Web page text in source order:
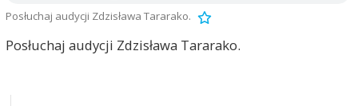
Posłuchaj audycji Zdzisława Tararako.
Posłuchaj audycji Zdzisława Tararako.